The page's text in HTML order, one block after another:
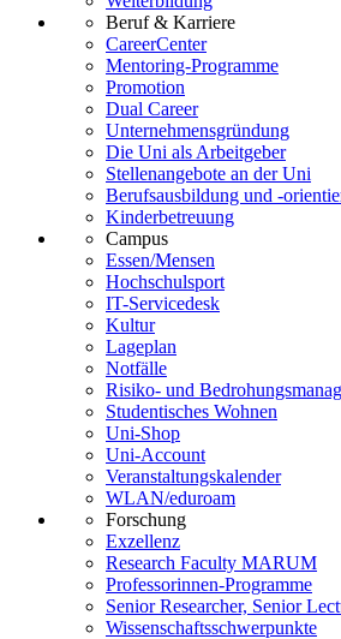
Beruf & Karriere
CareerCenter
Mentoring-Programme
Promotion
Dual Career
Unternehmensgründung
Die Uni als Arbeitgeber
Stellenangebote an der Uni
Berufsausbildung und -
Kinderbetreuung
Campus
Essen/Mensen
Hochschulsport
IT-Servicedesk
Kultur
Lageplan
Notfälle
Risiko- und
Studentisches Wohnen
Uni-Shop
Uni-Account
Veranstaltungskalender
WLAN/eduroam
Forschung
Exzellenz
Research Faculty MARUM
Professorinnen-Programme
Senior Researcher, Senior
Wissenschaftsschwerpunkte